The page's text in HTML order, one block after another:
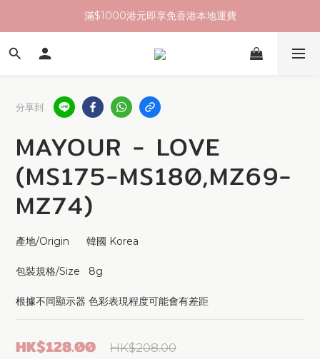
滿$1000港元即享免香港本地運費
分享到
MAYOUR - LOVE
(MS175-MS180,MZ69-
MZ74)
產地/Origin      韓國 Korea
包裝規格/Size   8g
根據不同顯示器 色彩表現程度可能會有差距
HK$208.00
HK$128.00